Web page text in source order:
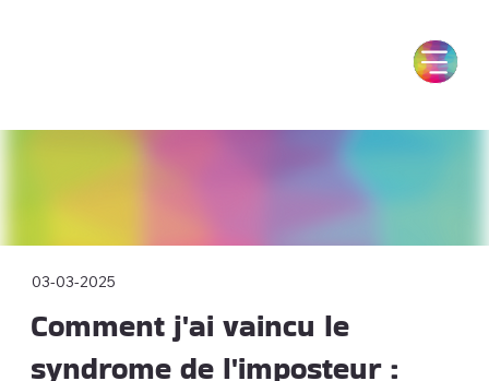
03-03-2025
Comment j'ai vaincu le
syndrome de l'imposteur :